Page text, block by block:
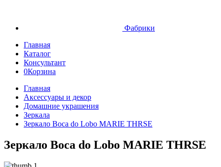
Фабрики
Главная
Каталог
Консультант
0Корзина
Главная
Аксессуары и декор
Домашние украшения
Зеркала
Зеркало Boca do Lobo MARIE THRSE
Зеркало Boca do Lobo MARIE THRSE